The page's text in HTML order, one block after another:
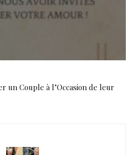
un Couple à l’Occasion de leur